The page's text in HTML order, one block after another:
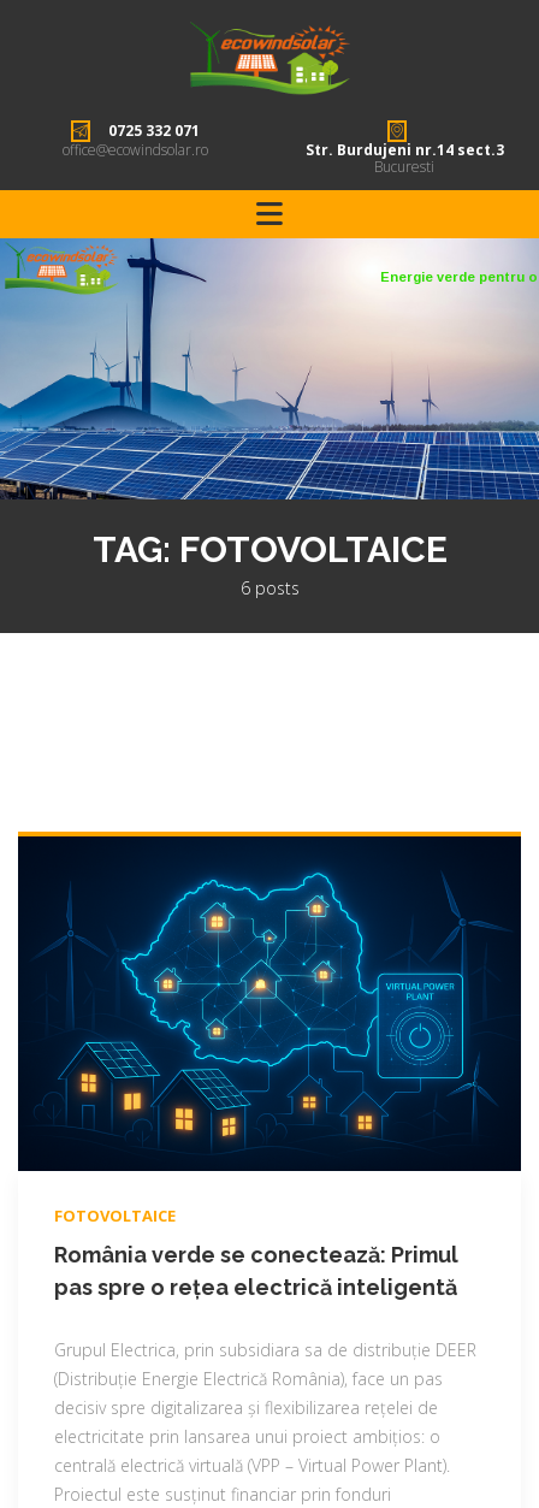
0725 332 071
office@ecowindsolar.ro
Str. Burdujeni nr.14 sect.3
Bucuresti
Energie verde pentru
TAG: FOTOVOLTAICE
6 posts
FOTOVOLTAICE
România verde se conectează: Primul
pas spre o rețea electrică inteligentă
Grupul Electrica, prin subsidiara sa de distribuție DEER
(Distribuție Energie Electrică România), face un pas
decisiv spre digitalizarea și flexibilizarea rețelei de
electricitate prin lansarea unui proiect ambițios: o
centrală electrică virtuală (VPP – Virtual Power Plant).
Proiectul este susținut financiar prin fonduri